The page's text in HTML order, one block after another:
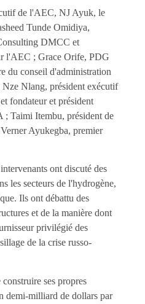
de l'AEC, NJ Ayuk, le
Tunde Omidiya,
DMCC et
l'AEC ; Grace Orife, PDG
du conseil d'administration
Nlang, président exécutif
fondateur et président
Taimi Itembu, président de
Ayukegba, premier
ont discuté des
les secteurs de l'hydrogène,
Ils ont débattu des
et de la manière dont
privilégié des
de la crise russo-
ses propres
demi-milliard de dollars par